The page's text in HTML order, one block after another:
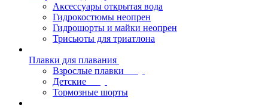
Аксессуары открытая вода
Гидрокостюмы неопрен
Гидрошорты и майки неопрен
Трисьюты для триатлона
Плавки для плавания
Взрослые плавки
Детские
Тормозные шорты